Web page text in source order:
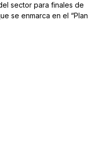
sector para finales de
se enmarca en el “Plan